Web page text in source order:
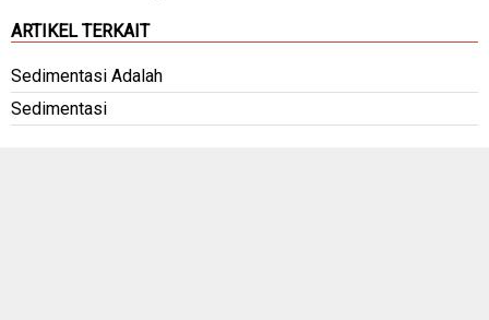
ARTIKEL TERKAIT
Sedimentasi Adalah
Sedimentasi